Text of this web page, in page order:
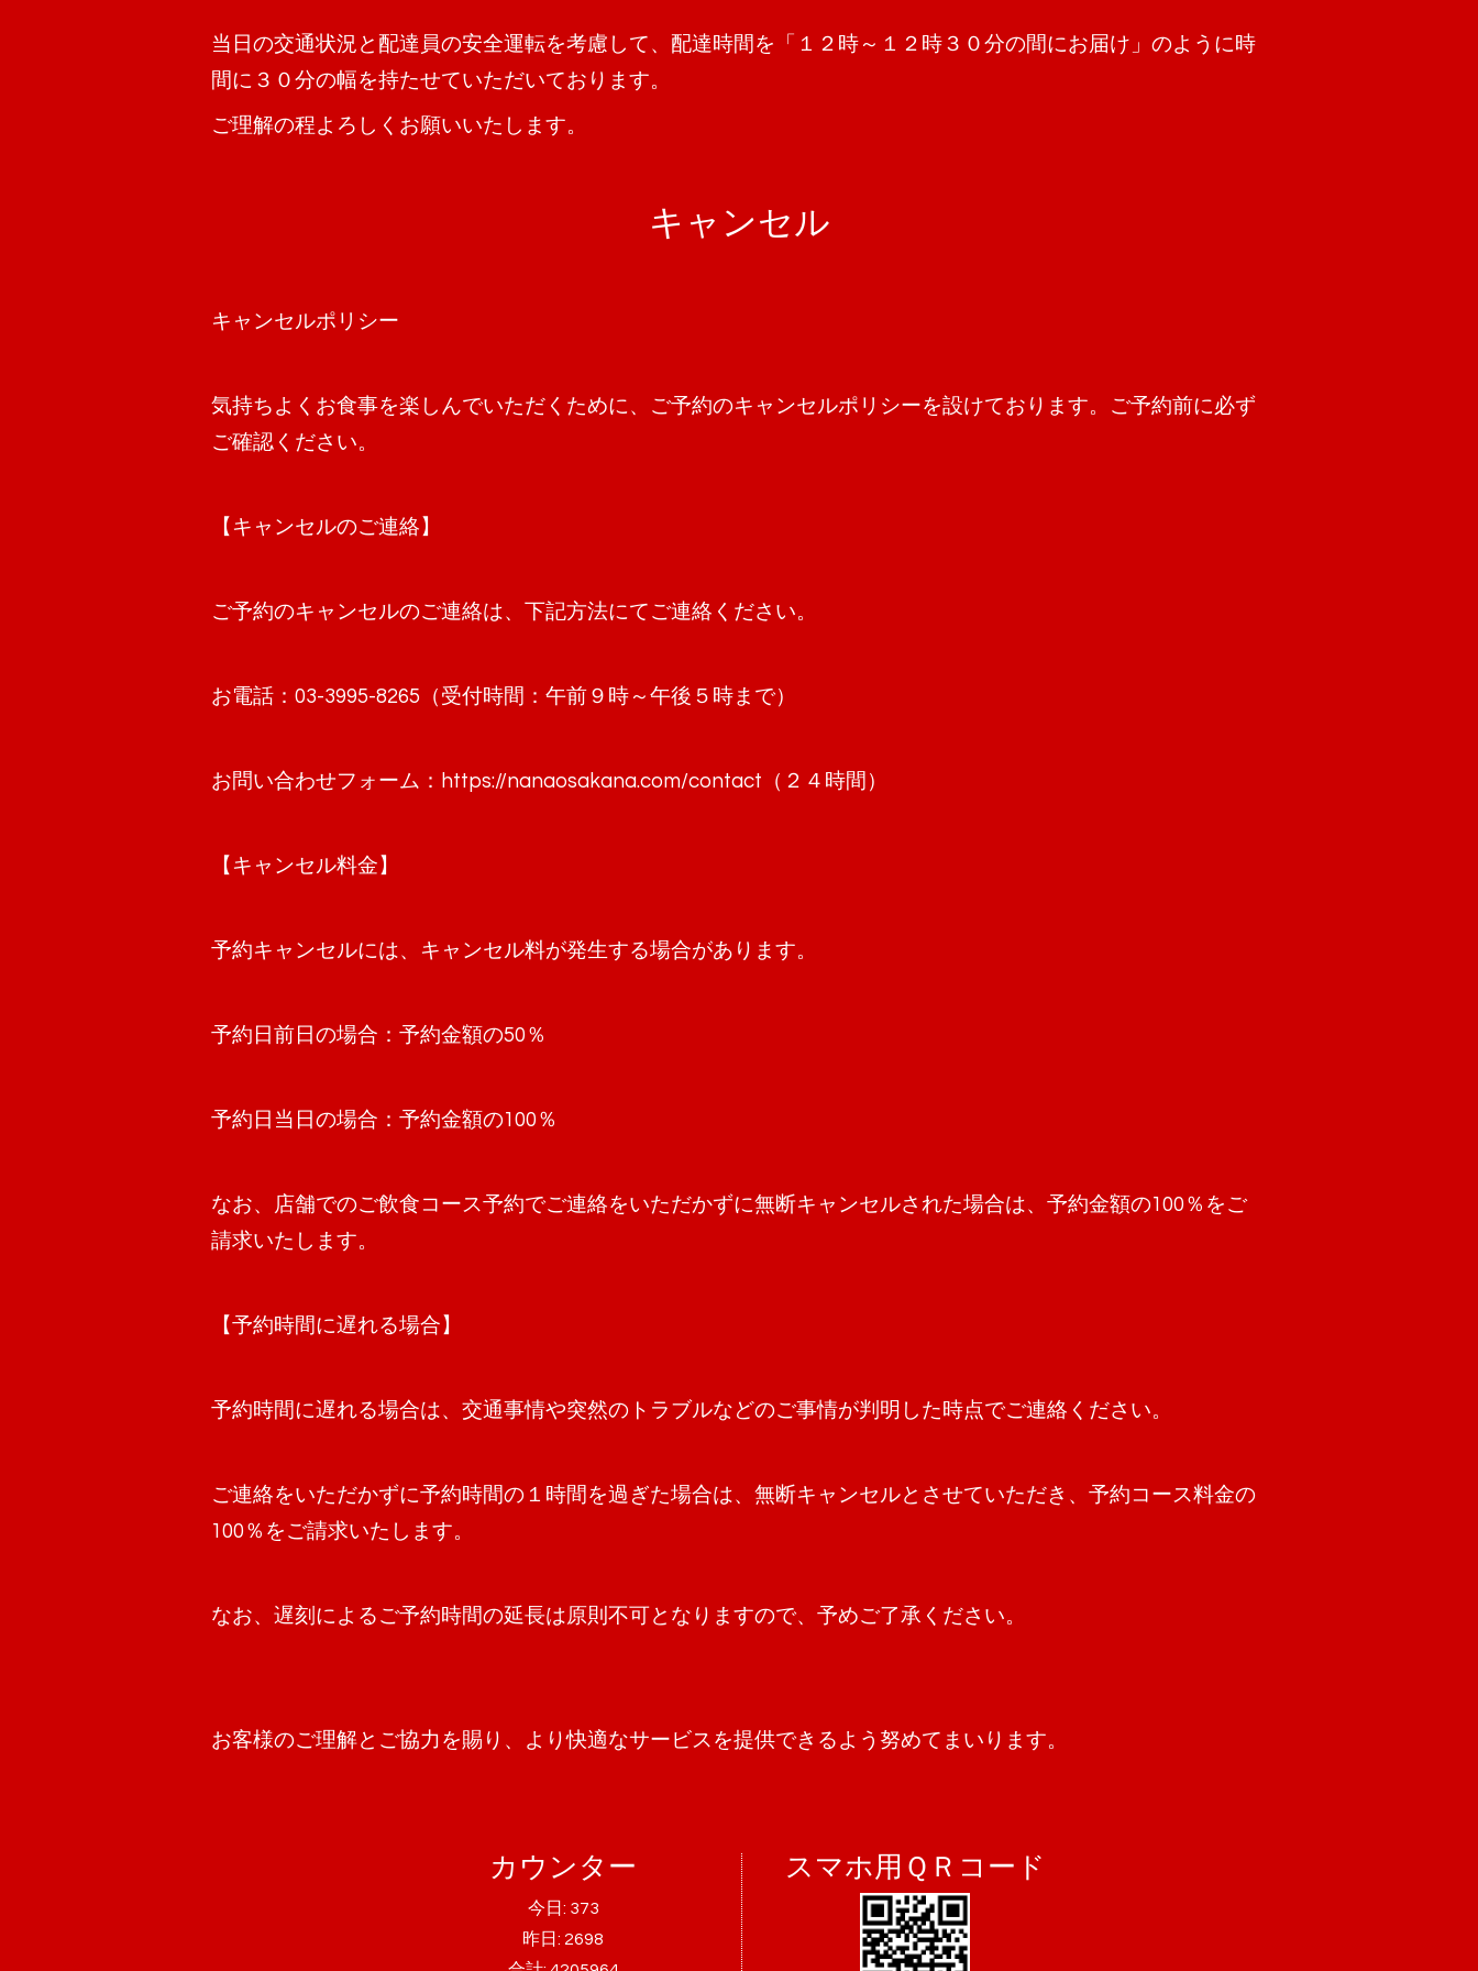
当日の交通状況と配達員の安全運転を考慮して、配達時間を「１２時～１２時３０分の間にお届け」のように時
間に３０分の幅を持たせていただいております。
ご理解の程よろしくお願いいたします。
キャンセル
キャンセルポリシー
気持ちよくお食事を楽しんでいただくために、ご予約のキャンセルポリシーを設けております。ご予約前に必ず
ご確認ください。
【キャンセルのご連絡】
ご予約のキャンセルのご連絡は、下記方法にてご連絡ください。
お電話：03-3995-8265（受付時間：午前９時～午後５時まで）
お問い合わせフォーム： https://nanaosakana.com/contact （２４時間）
【キャンセル料金】
予約キャンセルには、キャンセル料が発生する場合があります。
予約日前日の場合：予約金額の50％
予約日当日の場合：予約金額の100％
なお、店舗でのご飲食コース予約でご連絡をいただかずに無断キャンセルされた場合は、予約金額の100％をご
請求いたします。
【予約時間に遅れる場合】
予約時間に遅れる場合は、交通事情や突然のトラブルなどのご事情が判明した時点でご連絡ください。
ご連絡をいただかずに予約時間の１時間を過ぎた場合は、無断キャンセルとさせていただき、予約コース料金の
100％をご請求いたします。
なお、遅刻によるご予約時間の延長は原則不可となりますので、予めご了承ください。
お客様のご理解とご協力を賜り、より快適なサービスを提供できるよう努めてまいります。
カウンター
今日: 373
昨日: 2698
スマホ用ＱＲコード